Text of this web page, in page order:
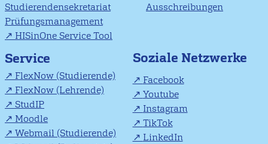
Studierendensekretariat
Prüfungsmanagement
HISinOne Service Tool
Ausschreibungen
Service
FlexNow (Studierende)
FlexNow (Lehrende)
StudIP
Moodle
Webmail (Studierende)
Soziale Netzwerke
Facebook
Youtube
Instagram
TikTok
LinkedIn